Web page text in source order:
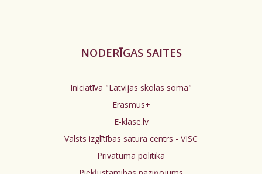
NODERĪGAS SAITES
Iniciatīva "Latvijas skolas soma"
Erasmus+
E-klase.lv
Valsts izglītības satura centrs - VISC
Privātuma politika